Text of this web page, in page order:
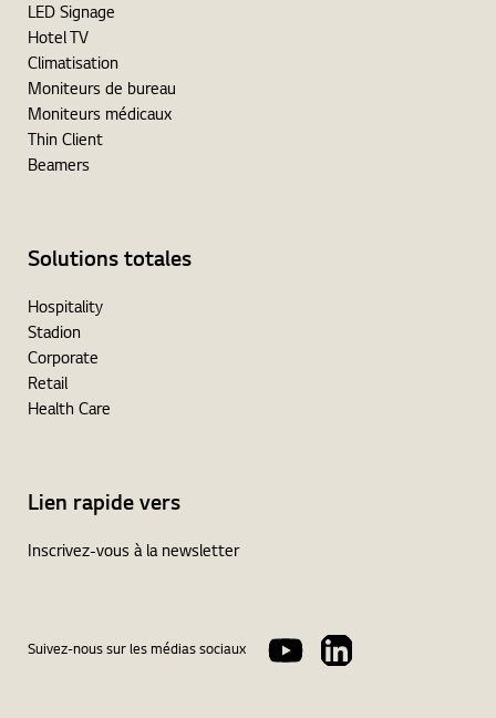
LED Signage
Hotel TV
Climatisation
Moniteurs de bureau
Moniteurs médicaux
Thin Client
Beamers
Solutions totales
Hospitality
Stadion
Corporate
Retail
Health Care
Lien rapide vers
Inscrivez-vous à la newsletter
Suivez-nous sur les médias sociaux